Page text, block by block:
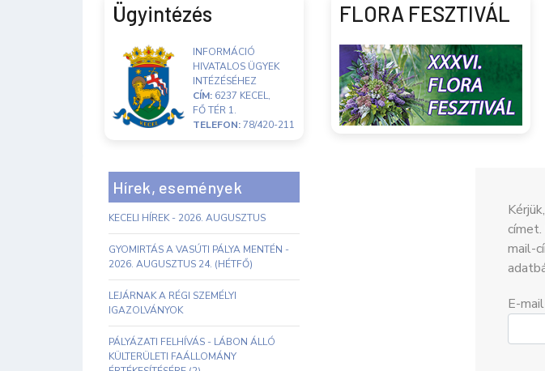
Ügyintézés
INFORMÁCIÓ
HIVATALOS ÜGYEK
INTÉZÉSÉHEZ
CÍM: 6237 KECEL,
FŐ TÉR 1.
TELEFON:78/420-211
FLORA FESZTIVÁL
Hírek, események
KECELI HÍREK - 2026. AUGUSZTUS
GYOMIRTÁS A VASÚTI PÁLYA MENTÉN -
2026. AUGUSZTUS 24. (HÉTFŐ)
LEJÁRNAK A RÉGI SZEMÉLYI
IGAZOLVÁNYOK
PÁLYÁZATI FELHÍVÁS - LÁBON ÁLLÓ
KÜLTERÜLETI FAÁLLOMÁNY
mail-
E-